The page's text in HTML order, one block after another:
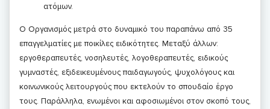
ατόμων.
Ο Οργανισμός μετρά στο δυναμικό του παραπάνω από 35
επαγγελματίες με ποικίλες ειδικότητες. Μεταξύ άλλων:
εργοθεραπευτές, νοσηλευτές, λογοθεραπευτές, ειδικούς
γυμναστές, εξιδεικευμένους παιδαγωγούς, ψυχολόγους και
κοινωνικούς λειτουργούς που εκτελούν το σπουδαίο έργο
τους. Παράλληλα, ενωμένοι και αφοσιωμένοι στον σκοπό τους,